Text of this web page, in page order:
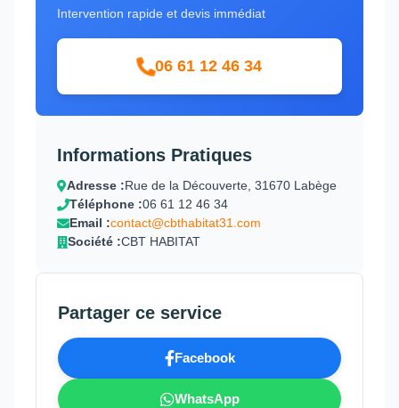
Intervention rapide et devis immédiat
06 61 12 46 34
Informations Pratiques
Adresse :Rue de la Découverte, 31670 Labège
Téléphone :06 61 12 46 34
Email :contact@cbthabitat31.com
Société :CBT HABITAT
Partager ce service
Facebook
WhatsApp